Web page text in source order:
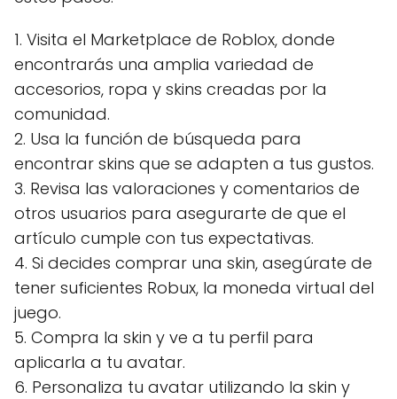
1. Visita el Marketplace de Roblox, donde
encontrarás una amplia variedad de
accesorios, ropa y skins creadas por la
comunidad.
2. Usa la función de búsqueda para
encontrar skins que se adapten a tus gustos.
3. Revisa las valoraciones y comentarios de
otros usuarios para asegurarte de que el
artículo cumple con tus expectativas.
4. Si decides comprar una skin, asegúrate de
tener suficientes Robux, la moneda virtual del
juego.
5. Compra la skin y ve a tu perfil para
aplicarla a tu avatar.
6. Personaliza tu avatar utilizando la skin y